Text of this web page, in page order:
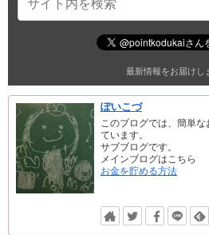
最新情報をお届けし
ぽいこづ
このブログでは、簡単
ています。
サブブログです。
メインブログはこちら
お金を貯める方法